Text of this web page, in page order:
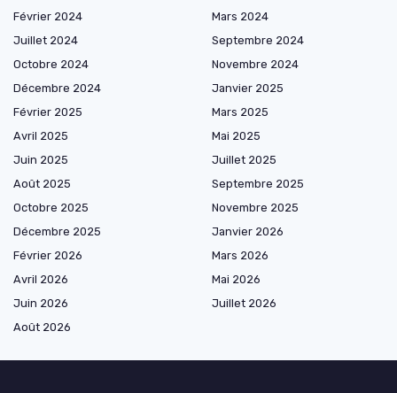
Février 2024
Mars 2024
Juillet 2024
Septembre 2024
Octobre 2024
Novembre 2024
Décembre 2024
Janvier 2025
Février 2025
Mars 2025
Avril 2025
Mai 2025
Juin 2025
Juillet 2025
Août 2025
Septembre 2025
Octobre 2025
Novembre 2025
Décembre 2025
Janvier 2026
Février 2026
Mars 2026
Avril 2026
Mai 2026
Juin 2026
Juillet 2026
Août 2026